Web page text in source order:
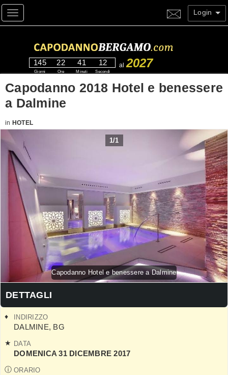
Toggle navigation Login
145
Giorni
22
Ore
41
Minuti
12
Secondi
al 2027
Capodanno 2018 Hotel e benessere
a Dalmine
in HOTEL
1/1
Capodanno Hotel e benessere a Dalmine
DETTAGLI
INDIRIZZO
DALMINE, BG
DATA
DOMENICA 31 DICEMBRE 2017
ORARIO